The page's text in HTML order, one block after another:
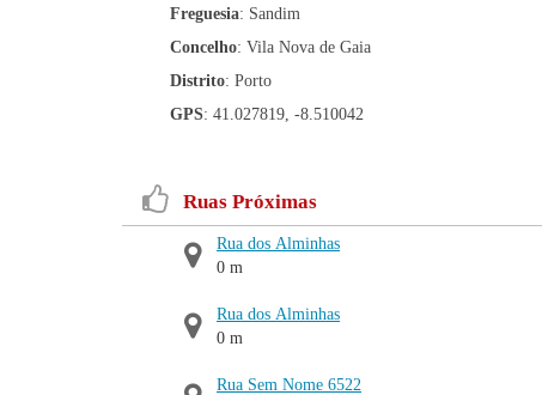
Freguesia: Sandim
Concelho: Vila Nova de Gaia
Distrito: Porto
GPS: 41.027819, -8.510042
Ruas Próximas
Rua dos Alminhas
0 m
Rua dos Alminhas
0 m
Rua Sem Nome 6522